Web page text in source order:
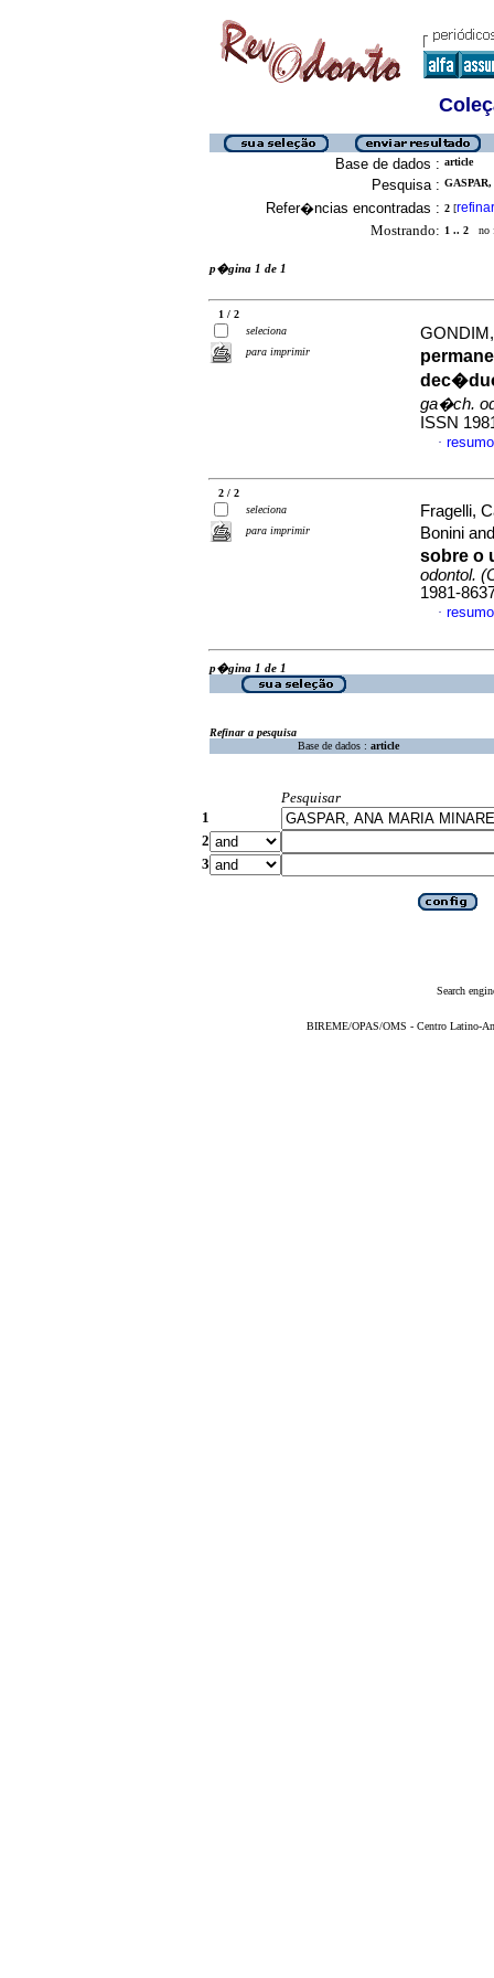
Base de dados : article
Pesquisa :
Refer�ncias encontradas : 2 [refinar
Mostrando: 1 .. 2 no
p�gina 1 de 1
1 / 2
seleciona
para imprimir
ga�ch.
ISSN
·
2 / 2
seleciona
para imprimir
Fragelli,
Bonini
sobre o
odontol.
1981-
·
p�gina 1 de 1
Refinar a pesquisa
Base de dados : article
Pesquisar
1
2
3
Search
BIREME/OPAS/OMS - Centro Latino-